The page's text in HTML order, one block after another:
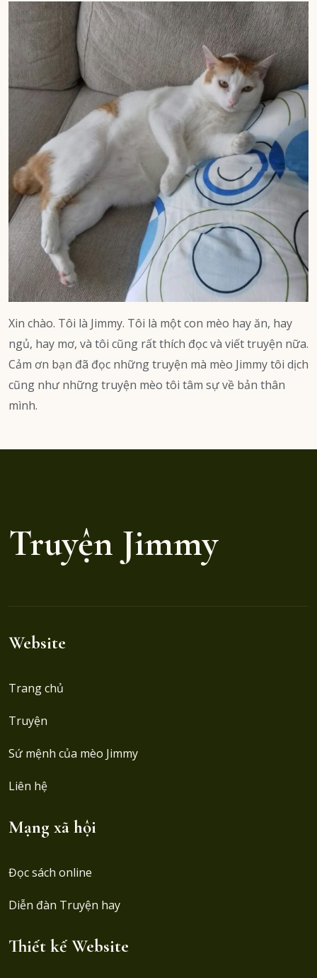
Xin chào. Tôi là Jimmy. Tôi là một con mèo hay ăn, hay
ngủ, hay mơ, và tôi cũng rất thích đọc và viết truyện nữa.
Cảm ơn bạn đã đọc những truyện mà mèo Jimmy tôi dịch
cũng như những truyện mèo tôi tâm sự về bản thân
mình.
Truyện Jimmy
Website
Trang chủ
Truyện
Sứ mệnh của mèo Jimmy
Liên hệ
Mạng xã hội
Đọc sách online
Diễn đàn Truyện hay
Thiết kế Website